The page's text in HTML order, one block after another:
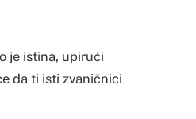
je istina, upirući
da ti isti zvaničnici